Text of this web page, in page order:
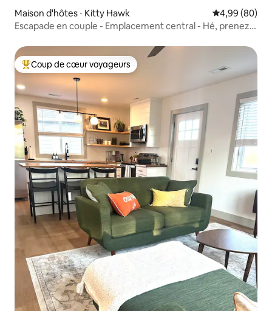
Maison d'hôtes ⋅ Kitty Hawk Évaluation
4,99 (80)
Escapade en couple - Emplacement central - Hé, prenez
Coups de cœur voyageurs les plus appréciés
Coup de cœur voyageurs